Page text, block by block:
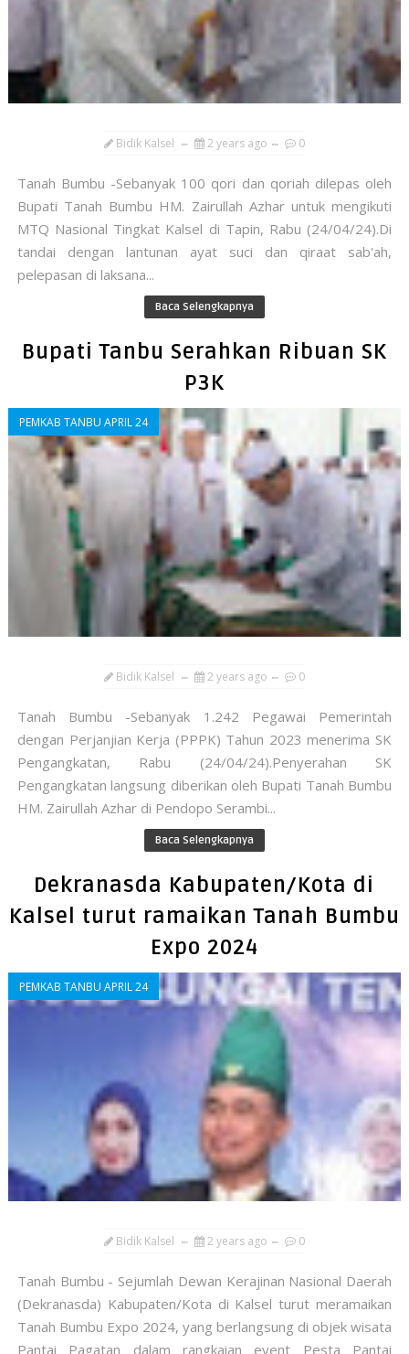
Bidik Kalsel 2 years ago 0
Tanah Bumbu -Sebanyak 100 qori dan qoriah dilepas oleh
Bupati Tanah Bumbu HM. Zairullah Azhar untuk mengikuti
MTQ Nasional Tingkat Kalsel di Tapin, Rabu (24/04/24).Di
tandai dengan lantunan ayat suci dan qiraat sab'ah,
pelepasan di laksana...
Baca Selengkapnya
Bupati Tanbu Serahkan Ribuan SK
P3K
PEMKAB TANBU APRIL 24
Bidik Kalsel 2 years ago 0
Tanah Bumbu -Sebanyak 1.242 Pegawai Pemerintah
dengan Perjanjian Kerja (PPPK) Tahun 2023 menerima SK
Pengangkatan, Rabu (24/04/24).Penyerahan SK
Pengangkatan langsung diberikan oleh Bupati Tanah Bumbu
HM. Zairullah Azhar di Pendopo Serambi...
Baca Selengkapnya
Dekranasda Kabupaten/Kota di
Kalsel turut ramaikan Tanah Bumbu
Expo 2024
PEMKAB TANBU APRIL 24
Bidik Kalsel 2 years ago 0
Tanah Bumbu - Sejumlah Dewan Kerajinan Nasional Daerah
(Dekranasda) Kabupaten/Kota di Kalsel turut meramaikan
Tanah Bumbu Expo 2024, yang berlangsung di objek wisata
Pantai Pagatan dalam rangkaian event Pesta Pantai